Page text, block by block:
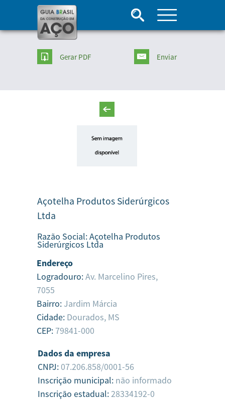
Gerar PDF Enviar
Açotelha Produtos Siderúrgicos
Ltda
Razão Social:Açotelha Produtos
Siderúrgicos Ltda
Endereço
Logradouro:Av. Marcelino Pires,
7055
Bairro: Jardim Márcia
Cidade: Dourados, MS
CEP:79841-000
Dados da empresa
CNPJ: 07.206.858/0001-56
Inscrição municipal: não informado
Inscrição estadual:28334192-0